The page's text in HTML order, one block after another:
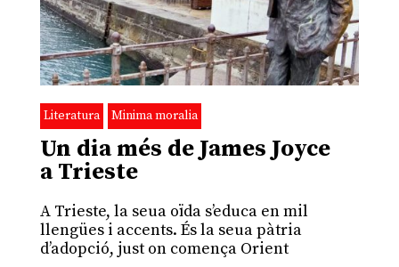
Literatura Minima moralia
Un dia més de James Joyce
a Trieste
A Trieste, la seua oïda s’educa en mil
llengües i accents. És la seua pàtria
d’adopció, just on comença Orient